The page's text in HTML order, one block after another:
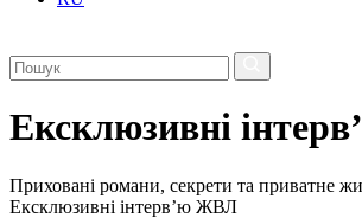
Ексклюзивні
Приховані романи, секрети та приватне
Ексклюзивні інтерв’ю ЖВЛ